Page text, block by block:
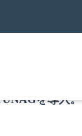
を導入。